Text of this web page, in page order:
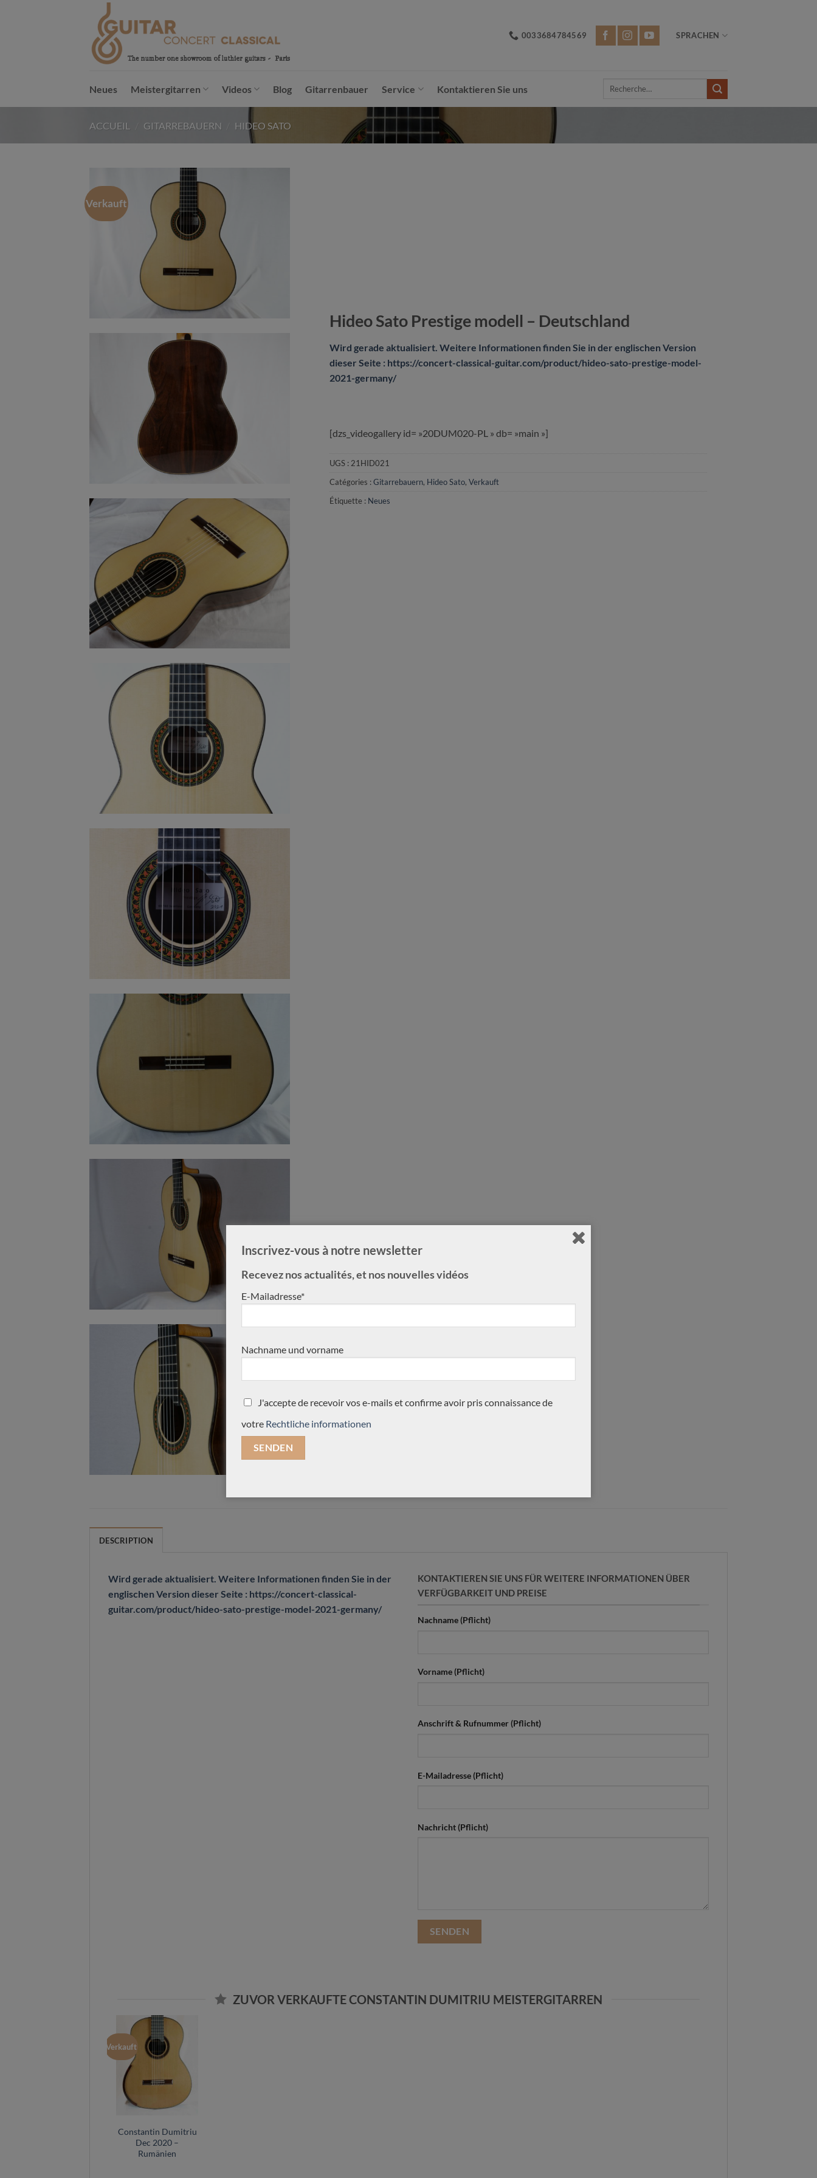
0033684784569 SPRACHEN
Neues Meistergitarren Videos Blog Gitarrenbauer Service Kontaktieren Sie uns
Recherche
ACCUEIL GITARREBAUERN HIDEO SATO
Verkauft
Hideo Sato Prestige modell – Deutschland
Wird gerade aktualisiert. Weitere Informationen finden Sie in der englischen Version
dieser Seite : https://concert-classical-guitar.com/product/hideo-sato-prestige-model-
2021-germany/
[dzs_videogallery id= »20DUM020-PL » db= »main »]
UGS : 21HID021
Catégories :Gitarrebauern, Hideo Sato, Verkauft
Étiquette : Neues
DESCRIPTION
Wird gerade aktualisiert. Weitere Informationen finden Sie in der
englischen Version dieser Seite : https://concert-classical-
guitar.com/product/hideo-sato-prestige-model-2021-germany/
KONTAKTIEREN SIE UNS FÜR WEITERE INFORMATIONEN ÜBER
VERFÜGBARKEIT UND PREISE
Nachname (Pflicht)
Vorname (Pflicht)
Anschrift & Rufnummer (Pflicht)
E-Mailadresse (Pflicht)
Nachricht (Pflicht)
ZUVOR VERKAUFTE CONSTANTIN DUMITRIU MEISTERGITARREN
Verkauft
Constantin Dumitriu
Dec 2020 –
Rumänien
Inscrivez-vous à notre newsletter
Recevez nos actualités, et nos nouvelles vidéos
E-Mailadresse*
Nachname und vorname
J'accepte de recevoir vos e-mails et confirme avoir pris connaissance de
votre Rechtliche informationen